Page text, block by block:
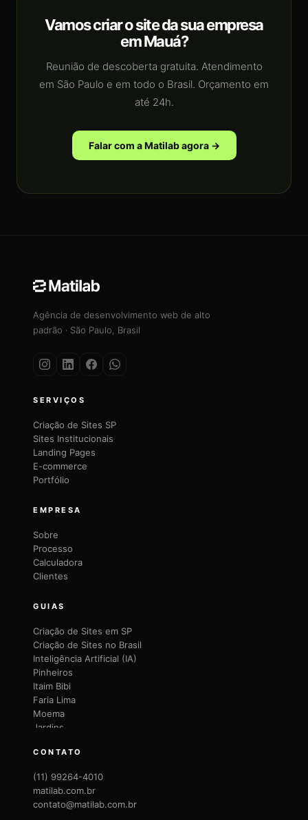
Vamos criar o site da sua empresa
em Mauá?
Reunião de descoberta gratuita. Atendimento
em São Paulo e em todo o Brasil. Orçamento em
até 24h.
Falar com a Matilab agora →
Agência de desenvolvimento web de alto
padrão · São Paulo, Brasil
SERVIÇOS
Criação de Sites SP
Sites Institucionais
Landing Pages
E-commerce
Portfólio
EMPRESA
Sobre
Processo
Calculadora
Clientes
GUIAS
Criação de Sites em SP
Criação de Sites no Brasil
Inteligência Artificial (IA)
Pinheiros
Itaim Bibi
Faria Lima
Moema
Jardins
Vila Mariana
Santana
Lapa
Perdizes
CONTATO
(11) 99264-4010
matilab.com.br
contato@matilab.com.br